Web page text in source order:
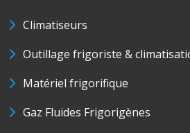
Climatiseurs
Outillage frigoriste &
Matériel frigorifique
Gaz Fluides Frigorigènes